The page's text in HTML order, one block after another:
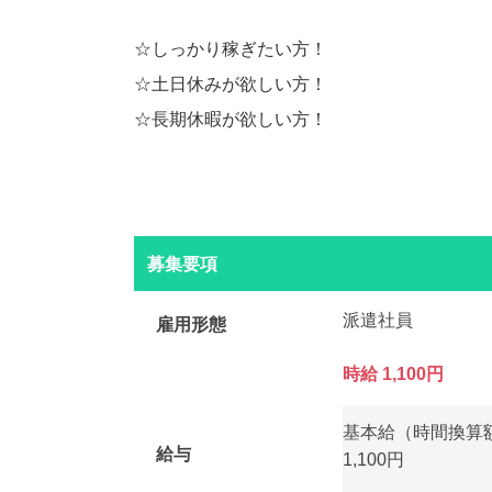
☆しっかり稼ぎたい方！
☆土日休みが欲しい方！
☆長期休暇が欲しい方！
募集要項
雇用形態 派遣社員
給与
時給 1,100円
基本給（時間換算
1,100円